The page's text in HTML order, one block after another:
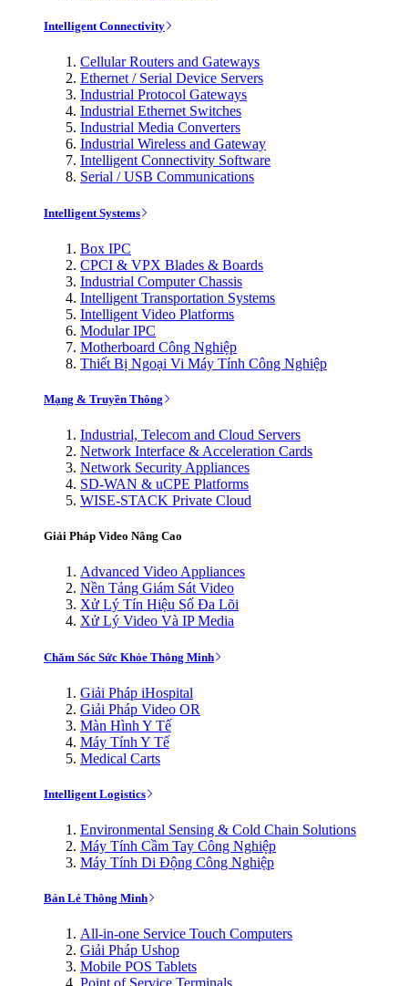
Intelligent Connectivity
Cellular Routers and Gateways
Ethernet / Serial Device Servers
Industrial Protocol Gateways
Industrial Ethernet Switches
Industrial Media Converters
Industrial Wireless and Gateway
Intelligent Connectivity Software
Serial / USB Communications
Intelligent Systems
Box IPC
CPCI & VPX Blades & Boards
Industrial Computer Chassis
Intelligent Transportation Systems
Intelligent Video Platforms
Modular IPC
Motherboard Công Nghiệp
Thiết Bị Ngoại Vi Máy Tính Công Nghiệp
Mạng & Truyền Thông
Industrial, Telecom and Cloud Servers
Network Interface & Acceleration Cards
Network Security Appliances
SD-WAN & uCPE Platforms
WISE-STACK Private Cloud
Giải Pháp Video Nâng Cao
Advanced Video Appliances
Nền Tảng Giám Sát Video
Xử Lý Tín Hiệu Số Đa Lõi
Xử Lý Video Và IP Media
Chăm Sóc Sức Khỏe Thông Minh
Giải Pháp iHospital
Giải Pháp Video OR
Màn Hình Y Tế
Máy Tính Y Tế
Medical Carts
Intelligent Logistics
Environmental Sensing & Cold Chain Solutions
Máy Tính Cầm Tay Công Nghiệp
Máy Tính Di Động Công Nghiệp
Bán Lẻ Thông Minh
All-in-one Service Touch Computers
Giải Pháp Ushop
Mobile POS Tablets